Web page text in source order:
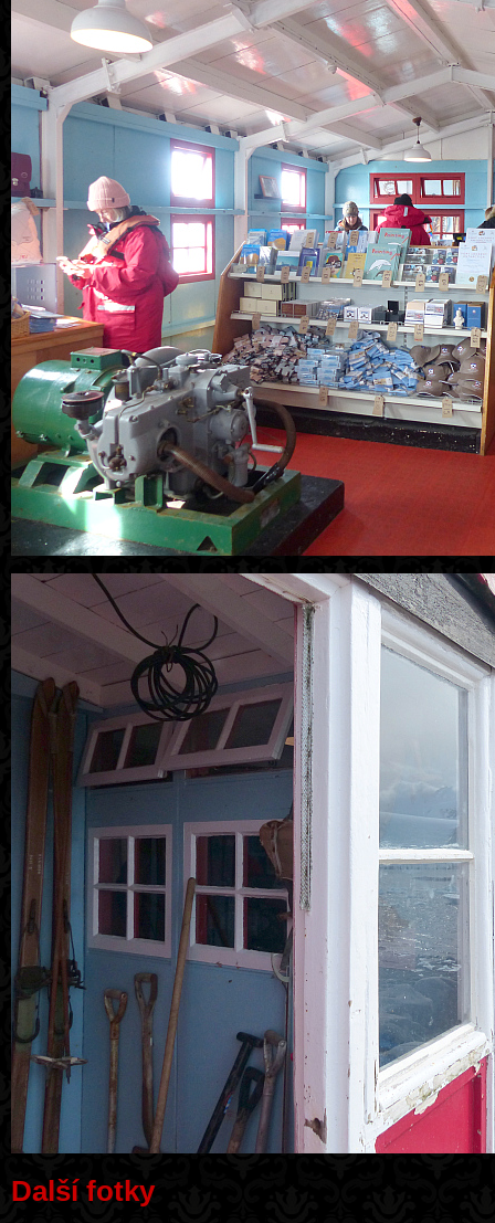
Další fotky